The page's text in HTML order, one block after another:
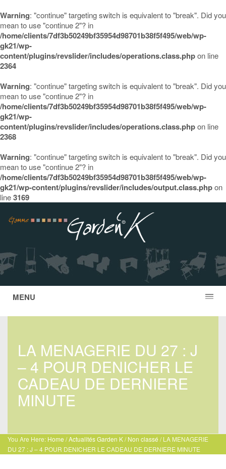
Warning: "continue" targeting switch is equivalent to "break". Did you
mean to use "continue 2"? in
/home/clients/7df3b50249bf35954d98701b38f5f495/web/wp-
gk21/wp-
content/plugins/revslider/includes/operations.class.phpon line
2364
Warning: "continue" targeting switch is equivalent to "break". Did you
mean to use "continue 2"? in
/home/clients/7df3b50249bf35954d98701b38f5f495/web/wp-
gk21/wp-
content/plugins/revslider/includes/operations.class.phpon line
2368
Warning: "continue" targeting switch is equivalent to "break". Did you
mean to use "continue 2"? in
/home/clients/7df3b50249bf35954d98701b38f5f495/web/wp-
gk21/wp-content/plugins/revslider/includes/output.class.phpon
line3169
MENU
LA MENAGERIE DU 27 : J
– 4 POUR DENICHER LE
CADEAU DE DERNIERE
MINUTE
You Are Here: Home /Actualités Garden K/Non classé /LA MENAGERIE
DU 27 : J – 4 POUR DENICHER LE CADEAU DE DERNIERE MINUTE